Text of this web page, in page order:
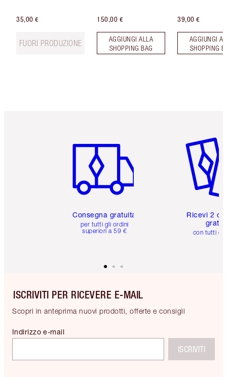
35,00 €
FUORI PRODUZIONE
150,00 €
AGGIUNGI ALLA
SHOPPING BAG
39,00 €
AGGIUNGI
SHOPPING
Consegna gratuita
per tutti gli ordini
superiori a 59 €
Ricevi 2
con tutti gli
ISCRIVITI PER RICEVERE E-MAIL
Scopri in anteprima nuovi prodotti, offerte e consigli
Indirizzo e-mail
ISCRIVITI